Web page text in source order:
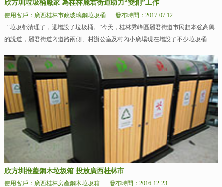
欣方圳垃圾桶廠家 為桂林麗君街道助力“雙創”工作
使用客戶：廣西桂林市政玻璃鋼垃圾桶
發布時間：2017-07-12
“垃圾都清理了，還增設了垃圾桶。”今天，桂林秀峰區麗君街道市民趙本強高興
的說道，麗君街道內道路兩側、村辦公室及村內小廣場現在增設了不少垃圾桶...
欣方圳推蓋鋼木垃圾箱 投放廣西桂林市
使用客戶：廣西桂林房產鋼木垃圾箱
發布時間：2016-12-23